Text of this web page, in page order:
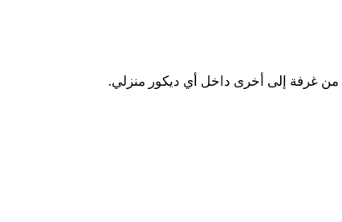
من غرفة إلى أخرى داخل أي ديكور منزلي.